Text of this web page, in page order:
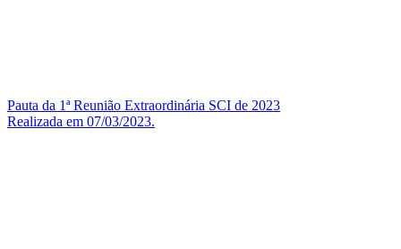
Pauta da 1ª Reunião Extraordinária SCI de 2023
Realizada em 07/03/2023.